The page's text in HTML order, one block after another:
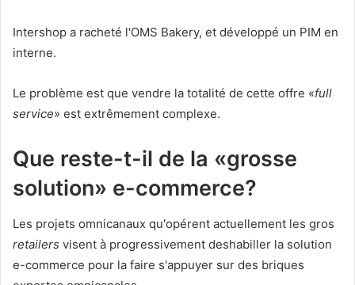
Intershop a racheté l'OMS Bakery, et développé un PIM en
interne.
Le problème est que vendre la totalité de cette offre «full
service» est extrêmement complexe.
Que reste-t-il de la «grosse
solution» e-commerce?
Les projets omnicanaux qu'opérent actuellement les gros
retailers visent à progressivement deshabiller la solution
e-commerce pour la faire s'appuyer sur des briques